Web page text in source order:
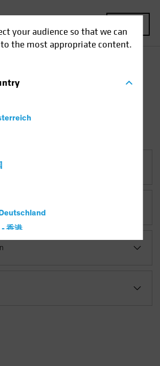
your audience so that we can
the most appropriate content.
香港
and Other EMEA